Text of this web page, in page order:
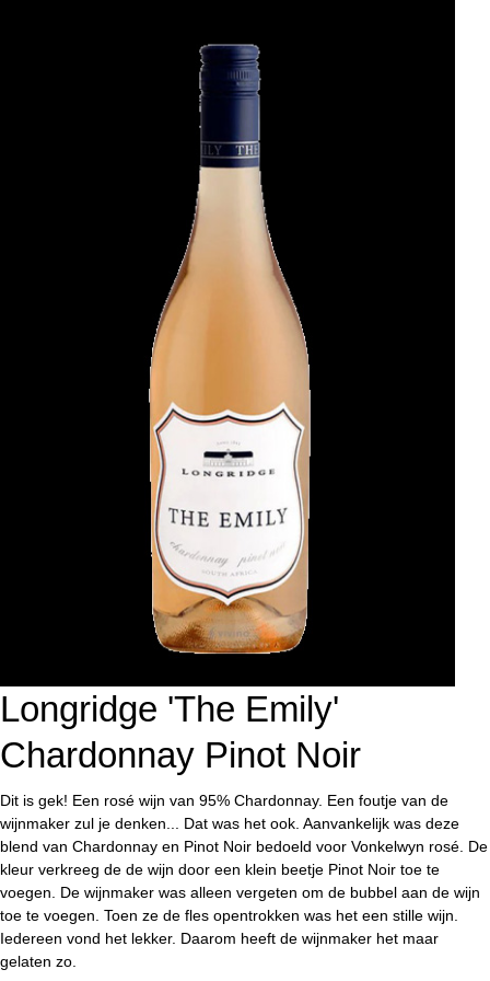
Longridge 'The Emily'
Chardonnay Pinot Noir
Dit is gek! Een rosé wijn van 95% Chardonnay. Een foutje van de
wijnmaker zul je denken... Dat was het ook. Aanvankelijk was deze
blend van Chardonnay en Pinot Noir bedoeld voor Vonkelwyn rosé. De
kleur verkreeg de de wijn door een klein beetje Pinot Noir toe te
voegen. De wijnmaker was alleen vergeten om de bubbel aan de wijn
toe te voegen. Toen ze de fles opentrokken was het een stille wijn.
Iedereen vond het lekker. Daarom heeft de wijnmaker het maar
gelaten zo.